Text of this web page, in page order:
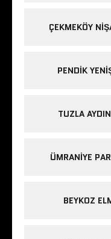
ÇEKMEKÖY
PENDIK
TUZLA
ÜMRANIYE
BEYKOZ